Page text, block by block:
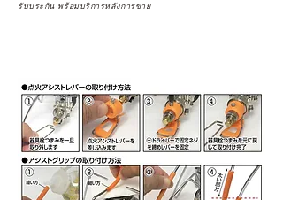
รับประกัน พร้อมบริการหลังการขาย